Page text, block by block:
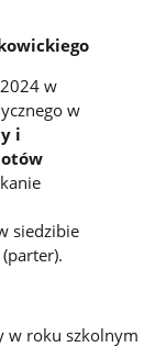
w
w
i
siedzibie
w roku szkolnym